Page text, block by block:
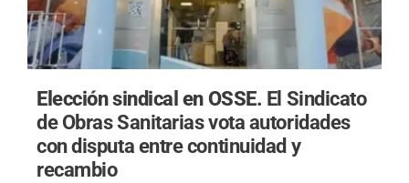
Elección sindical en OSSE. El Sindicato
de Obras Sanitarias vota autoridades
con disputa entre continuidad y
recambio